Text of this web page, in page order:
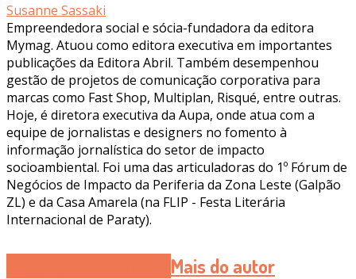
Susanne Sassaki
Empreendedora social e sócia-fundadora da editora
Mymag. Atuou como editora executiva em importantes
publicações da Editora Abril. Também desempenhou
gestão de projetos de comunicação corporativa para
marcas como Fast Shop, Multiplan, Risqué, entre outras.
Hoje, é diretora executiva da Aupa, onde atua com a
equipe de jornalistas e designers no fomento à
informação jornalística do setor de impacto
socioambiental. Foi uma das articuladoras do 1º Fórum de
Negócios de Impacto da Periferia da Zona Leste (Galpão
ZL) e da Casa Amarela (na FLIP - Festa Literária
Internacional de Paraty).
Mais do autor